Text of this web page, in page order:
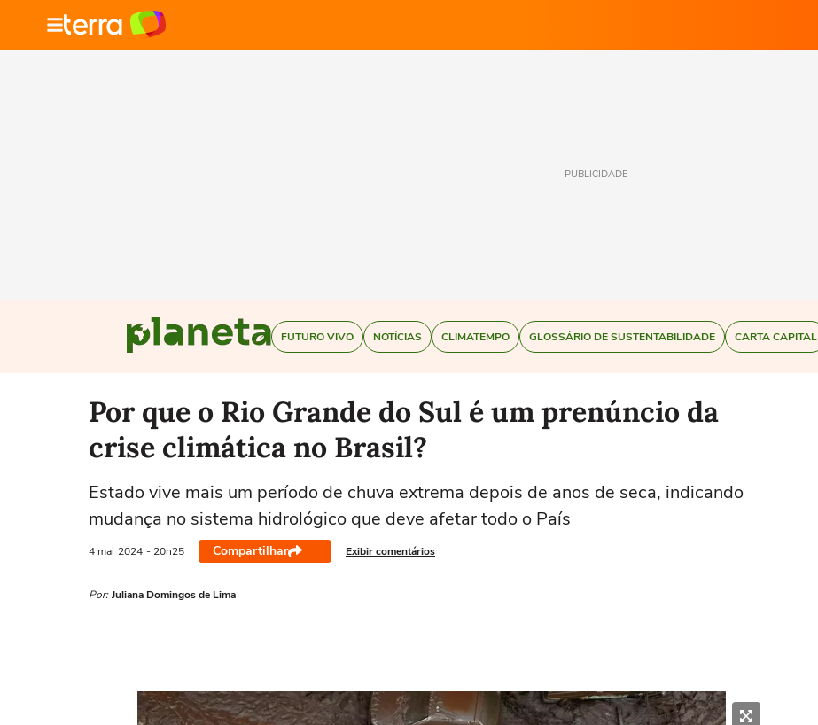
PUBLICIDADE
FUTURO VIVO NOTÍCIAS CLIMATEMPO GLOSSÁRIO DE SUSTENTABILIDADE CARTA CAPITAL
Por que o Rio Grande do Sul é um prenúncio da
crise climática no Brasil?
Estado vive mais um período de chuva extrema depois de anos de seca, indicando
mudança no sistema hidrológico que deve afetar todo o País
4 mai 2024 - 20h25 Compartilhar Exibir comentários
Por: Juliana Domingos de Lima